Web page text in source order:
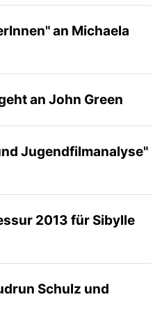
an Michaela
an John Green
Jugendfilmanalyse"
2013 für Sibylle
Schulz und